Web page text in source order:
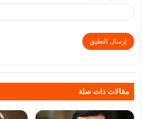
مقالات ذات صلة